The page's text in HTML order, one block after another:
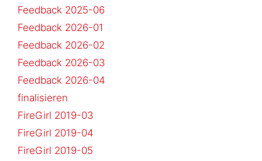
Feedback 2025-06
Feedback 2026-01
Feedback 2026-02
Feedback 2026-03
Feedback 2026-04
finalisieren
FireGirl 2019-03
FireGirl 2019-04
FireGirl 2019-05